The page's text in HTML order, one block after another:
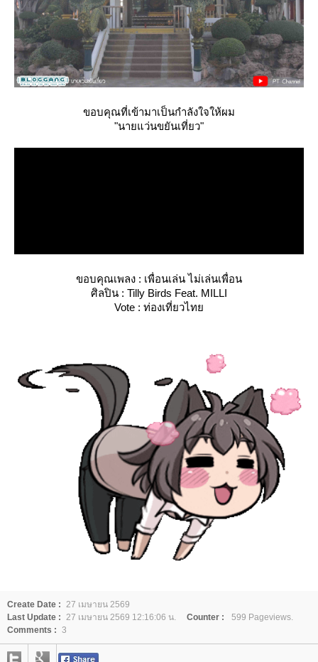
ขอบคุณที่เข้ามาเป็นกำลังใจให้ผม
"นายแว่นขยันเที่ยว"
ขอบคุณเพลง : เพื่อนเล่น ไม่เล่นเพื่อน
ศิลปิน : Tilly Birds Feat. MILLI
Vote : ท่องเที่ยวไท
Create Date : 27 เมษายน 2569
Last Update : 27 เมษายน 2569 12:16:06 น. Counter :
599 Pageviews.
Comments : 3